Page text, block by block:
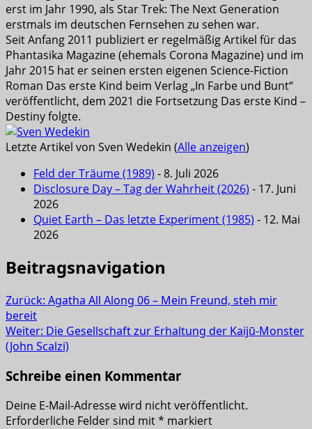
erst im Jahr 1990, als Star Trek: The Next Generation
erstmals im deutschen Fernsehen zu sehen war.
Seit Anfang 2011 publiziert er regelmäßig Artikel für das
Phantasika Magazine (ehemals Corona Magazine) und im
Jahr 2015 hat er seinen ersten eigenen Science-Fiction
Roman Das erste Kind beim Verlag „In Farbe und Bunt“
veröffentlicht, dem 2021 die Fortsetzung Das erste Kind –
Destiny folgte.
Letzte Artikel von Sven Wedekin (Alle anzeigen)
Feld der Träume (1989) - 8. Juli 2026
Disclosure Day – Tag der Wahrheit (2026) - 17. Juni
2026
Quiet Earth – Das letzte Experiment (1985) - 12. Mai
2026
Beitragsnavigation
Zurück: Agatha All Along 06 – Mein Freund, steh mir
bereit
Weiter: Die Gesellschaft zur Erhaltung der Kaijū-Monster
(John Scalzi)
Schreibe einen Kommentar
Deine E-Mail-Adresse wird nicht veröffentlicht.
Erforderliche Felder sind mit* markiert